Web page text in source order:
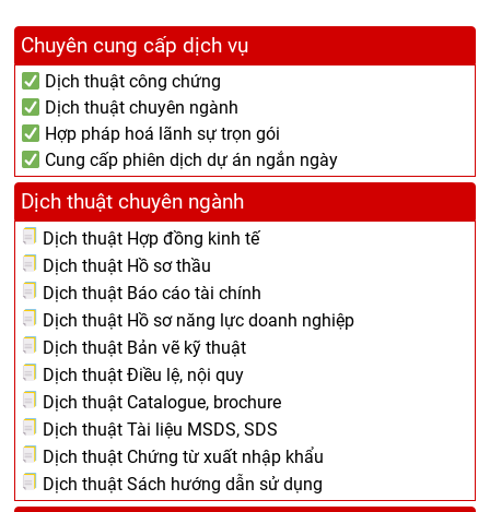
Chuyên cung cấp dịch vụ
Dịch thuật công chứng
Dịch thuật chuyên ngành
Hợp pháp hoá lãnh sự trọn gói
Cung cấp phiên dịch dự án ngắn ngày
Dịch thuật chuyên ngành
Dịch thuật Hợp đồng kinh tế
Dịch thuật Hồ sơ thầu
Dịch thuật Báo cáo tài chính
Dịch thuật Hồ sơ năng lực doanh nghiệp
Dịch thuật Bản vẽ kỹ thuật
Dịch thuật Điều lệ, nội quy
Dịch thuật Catalogue, brochure
Dịch thuật Tài liệu MSDS, SDS
Dịch thuật Chứng từ xuất nhập khẩu
Dịch thuật Sách hướng dẫn sử dụng